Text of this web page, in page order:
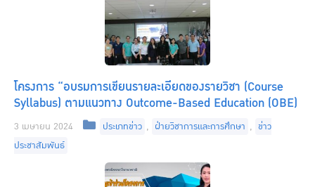
โครงการ “อบรมการเขียนรายละเอียดของรายวิชา (Course
Syllabus) ตามแนวทาง Outcome-Based Education (OBE)
3 เมษายน 2024 Categories
ประเภทข่าว , ฝ่ายวิชาการและการศึกษา , ข่าว
ประชาสัมพันธ์